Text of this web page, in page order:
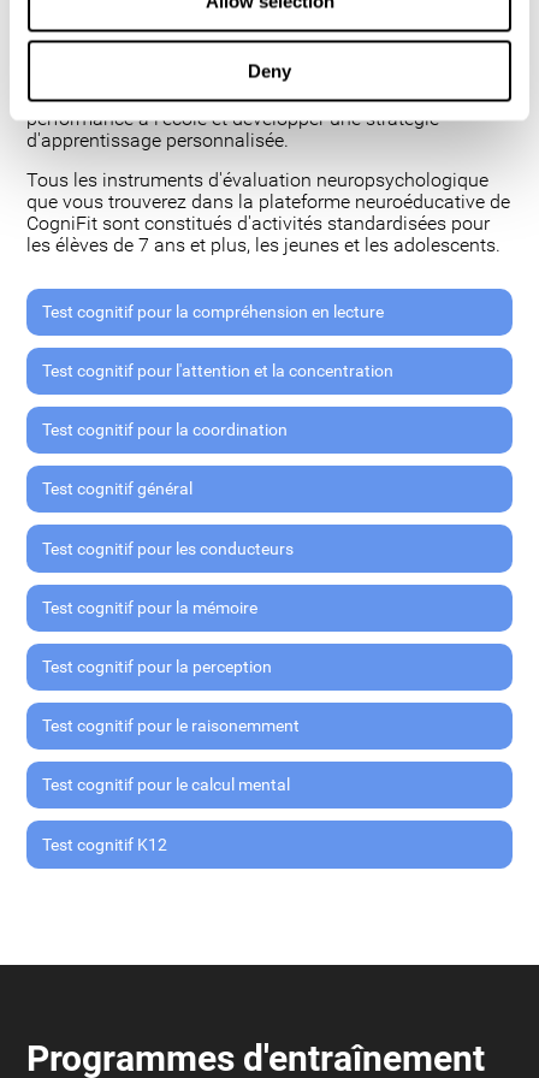
Deny
compétences, le comportement et la motivation.
mettant en avant les forces et faiblesses de l'étudiant est
primordial pour comprendre et maximiser sa
performance à l'école et développer une stratégie
d'apprentissage personnalisée.
Tous les instruments d'évaluation neuropsychologique
que vous trouverez dans la plateforme neuroéducative de
CogniFit sont constitués d'activités standardisées pour
les élèves de 7 ans et plus, les jeunes et les adolescents.
Test cognitif pour la compréhension en lecture
Test cognitif pour l'attention et la concentration
Test cognitif pour la coordination
Test cognitif général
Test cognitif pour les conducteurs
Test cognitif pour la mémoire
Test cognitif pour la perception
Test cognitif pour le raisonemment
Test cognitif pour le calcul mental
Test cognitif K12
Programmes d'entraînement